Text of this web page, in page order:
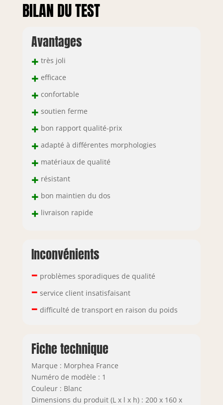
BILAN DU TEST
Avantages
+ très joli
+ efficace
+ confortable
+ soutien ferme
+ bon rapport qualité-prix
+ adapté à différentes morphologies
+ matériaux de qualité
+ résistant
+ bon maintien du dos
+ livraison rapide
Inconvénients
– problèmes sporadiques de qualité
– service client insatisfaisant
– difficulté de transport en raison du poids
Fiche technique
Marque : Morphea France
Numéro de modèle : 1
Couleur : Blanc
Dimensions du produit (L x l x h) : 200 x 160 x